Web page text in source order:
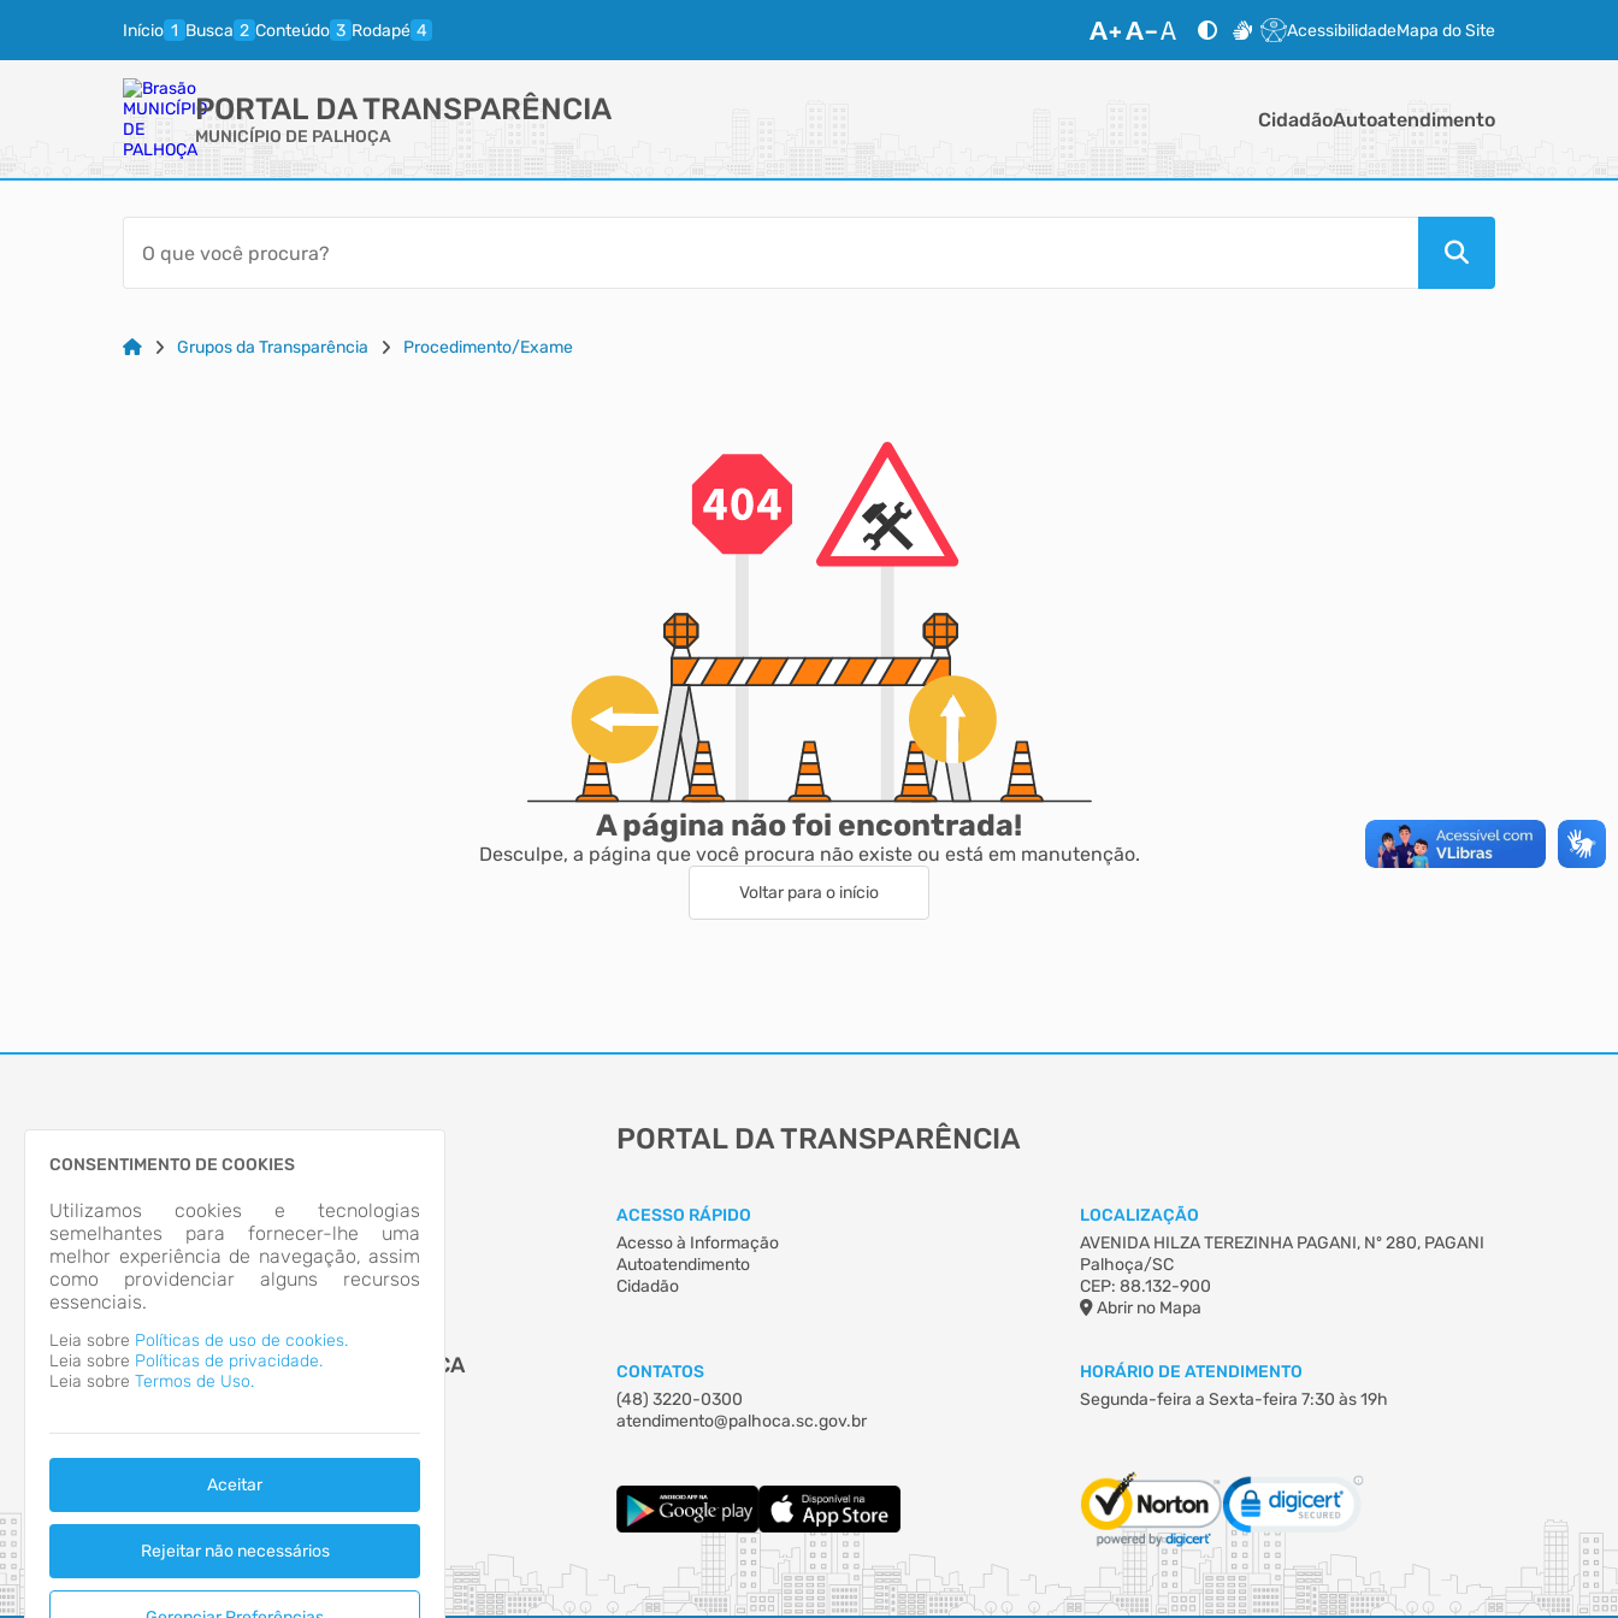
Início Busca Conteúdo Rodapé AcessibilidadeMapa do Site
PORTAL DA TRANSPARÊNCIA
MUNICÍPIO DE PALHOÇA
CidadãoAutoatendimento
Grupos da Transparência Procedimento/Exame
A página não foi encontrada!
Desculpe, a página que você procura não existe ou está em manutenção.
Voltar para o início
CONSENTIMENTO DE COOKIES
Utilizamos cookies e tecnologias
semelhantes para fornecer-lhe uma
melhor experiência de navegação, assim
como providenciar alguns recursos
essenciais.
Leia sobre Políticas de uso de cookies.
Leia sobre Políticas de privacidade.
Leia sobre Termos de Uso.
Aceitar
Rejeitar não necessários
MUNICÍPIO DE PALHOÇA
PORTAL DA TRANSPARÊNCIA
ACESSO RÁPIDO
Acesso à Informação
Autoatendimento
Cidadão
LOCALIZAÇÃO
AVENIDA HILZA TEREZINHA PAGANI, Nº 280, PAGANI
Palhoça/SC
CEP: 88.132-900
Abrir no Mapa
CONTATOS
(48) 3220-0300
atendimento@palhoca.sc.gov.br
HORÁRIO DE ATENDIMENTO
Segunda-feira a Sexta-feira 7:30 às 19h